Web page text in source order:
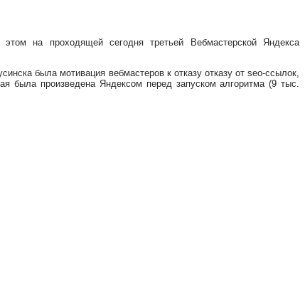
на проходящей сегодня третьей Вебмастерской Яндекса
была мотивация вебмастеров к отказу отказу от seo-ссылок,
была произведена Яндексом перед запуском алгоритма (9 тыс.